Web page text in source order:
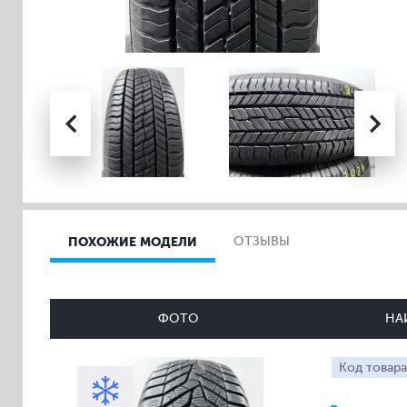
ПОХОЖИЕ МОДЕЛИ ОТЗЫВЫ
ФОТО
Код